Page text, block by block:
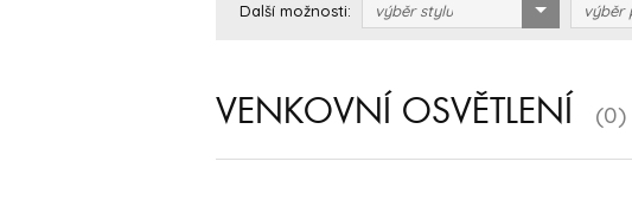
Další možnosti: výběr stylu výběr
VENKOVNÍ OSVĚTLENÍ (0)